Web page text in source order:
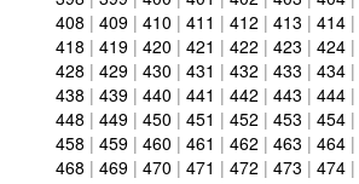
408 | 409 | 410 | 411 | 412 | 413 | 414 |
418 | 419 | 420 | 421 | 422 | 423 | 424 |
428 | 429 | 430 | 431 | 432 | 433 | 434 |
438 | 439 | 440 | 441 | 442 | 443 | 444 |
448 | 449 | 450 | 451 | 452 | 453 | 454 |
458 | 459 | 460 | 461 | 462 | 463 | 464 |
468 | 469 | 470 | 471 | 472 | 473 | 474 |